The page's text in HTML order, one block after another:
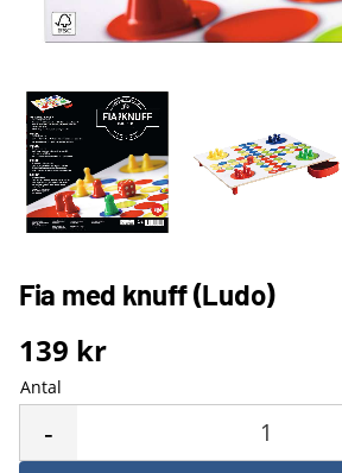
Fia med knuff (Ludo)
139 kr
Antal
-